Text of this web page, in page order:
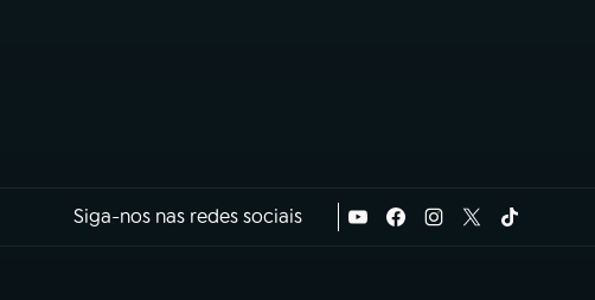
Siga-nos nas redes sociais